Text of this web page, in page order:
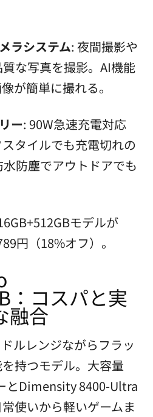
ラシステム: 夜間撮影や
な写真を撮影。AI機能
が簡単に撮れる。
ー: 90W急速充電対応
タイルでも充電切れの
防塵でアウトドアでも
モデルが
円（18%オフ）。
：コスパと実
融合
ルレンジながらフラッ
持つモデル。大容量
とDimensity 8400-Ultra
使いから軽いゲームま